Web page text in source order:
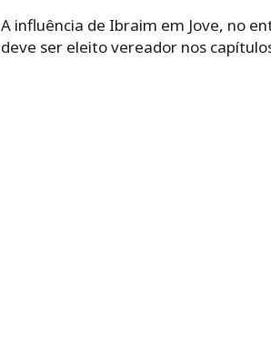
A influência de Ibraim em Jove, no
deve ser eleito vereador nos